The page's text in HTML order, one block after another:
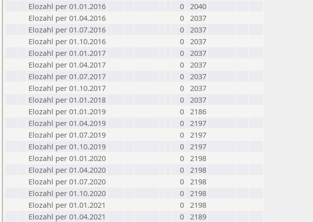
Elozahl per 01.01.2016
0 2040
Elozahl per 01.04.2016
0 2037
Elozahl per 01.07.2016
0 2037
Elozahl per 01.10.2016
0 2037
Elozahl per 01.01.2017
0 2037
Elozahl per 01.04.2017
0 2037
Elozahl per 01.07.2017
0 2037
Elozahl per 01.10.2017
0 2037
Elozahl per 01.01.2018
0 2037
Elozahl per 01.01.2019
0 2186
Elozahl per 01.04.2019
0 2197
Elozahl per 01.07.2019
0 2197
Elozahl per 01.10.2019
0 2197
Elozahl per 01.01.2020
0 2198
Elozahl per 01.04.2020
0 2198
Elozahl per 01.07.2020
0 2198
Elozahl per 01.10.2020
0 2198
Elozahl per 01.01.2021
0 2198
Elozahl per 01.04.2021
0 2189